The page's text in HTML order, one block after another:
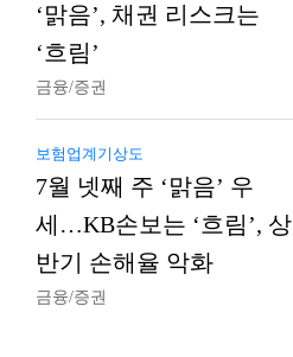
‘맑음’, 채권 리스크는
‘흐림’
금융/증권
보험업계기상도
7월 넷째 주 ‘맑음’ 우
세…KB손보는 ‘흐림’, 상
반기 손해율 악화
금융/증권